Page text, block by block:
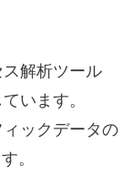
解析ツール
います。
ックデータの
。